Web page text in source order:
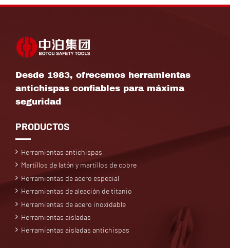
Desde 1983, ofrecemos herramientas
antichispas confiables para máxima
seguridad
PRODUCTOS
Herramientas antichispas
Martillos de latón y martillos de cobre
Herramientas de acero especial
Herramientas de aleación de titanio
Herramientas de acero inoxidable
Herramientas aisladas
Herramientas aisladas antichispas